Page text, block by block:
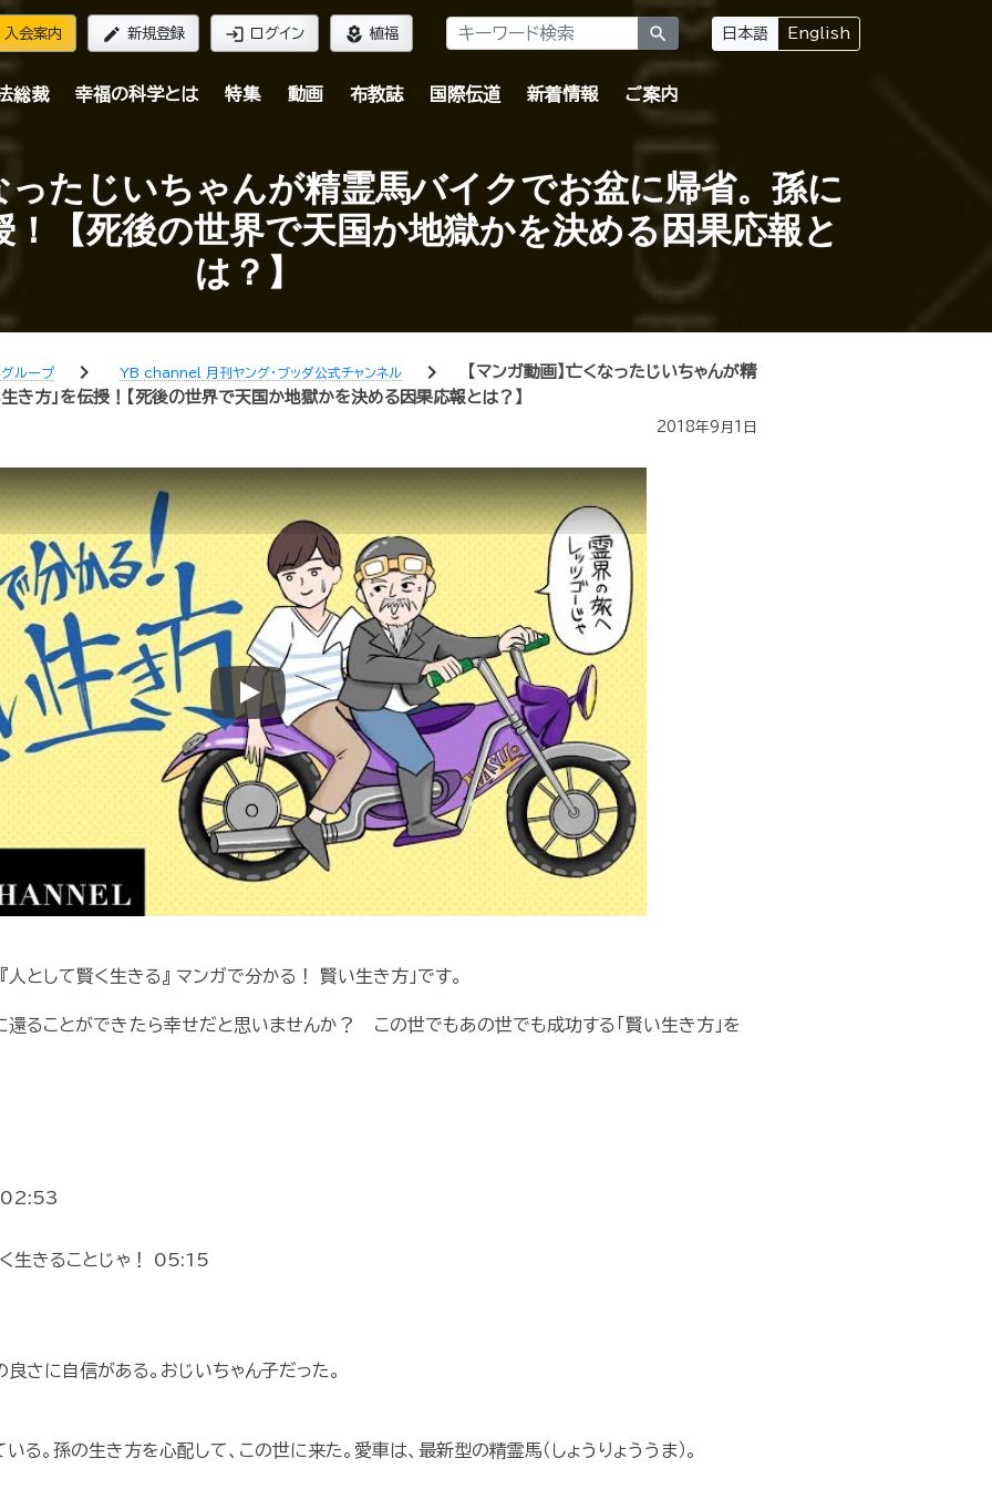
入会案内 edit 新規登録 login ログイン local_florist 植福 search 日本語 English
総裁 幸福の科学とは 特集 動画 布教誌 国際伝道 新着情報 ご案内
たじいちゃんが精霊馬バイクでお盆に帰省。孫に
【死後の世界で天国か地獄かを決める因果応報と
は？】
ループ chevron_right YB channel 月刊ヤング・ブッダ公式チャンネル chevron_right
【マンガ動画】亡くなったじいちゃんが精
き方」を伝授！【死後の世界で天国か地獄かを決める因果応報とは？】
2018年9月1日
Play
として賢く生きる』 マンガで分かる！ 賢い生き方」です。
還ることができたら幸せだと思いませんか？ この世でもあの世でも成功する「賢い生き方」を
02:53
生きることじゃ！ 05:15
さに自信がある。おじいちゃん子だった。
る。孫の生き方を心配して、この世に来た。愛車は、最新型の精霊馬（しょうりょううま）。